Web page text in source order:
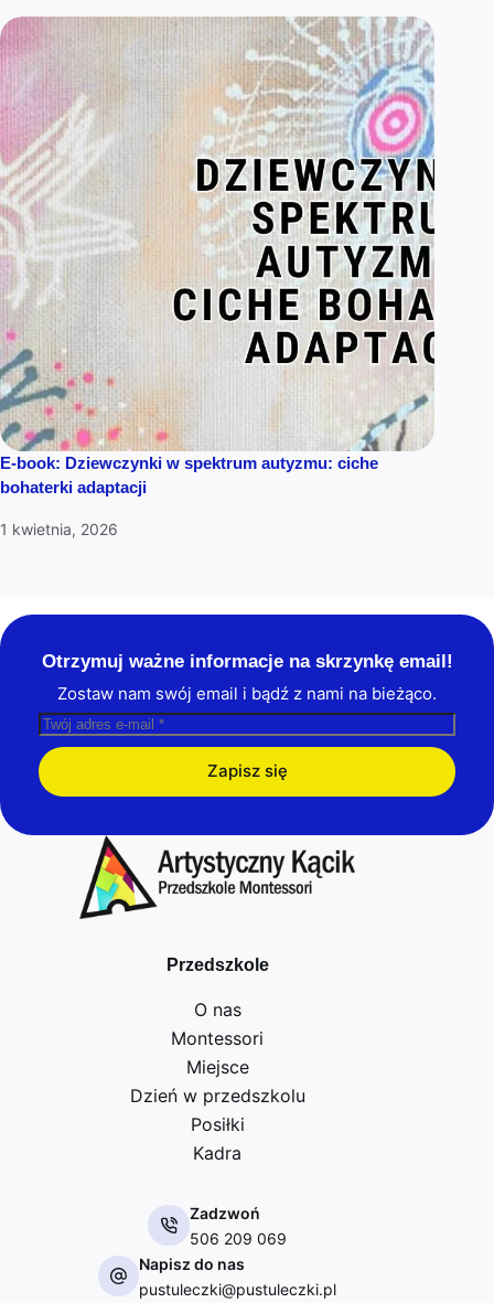
E-book: Dziewczynki w spektrum autyzmu: ciche
bohaterki adaptacji
1 kwietnia, 2026
Otrzymuj ważne informacje na skrzynkę email!
Zostaw nam swój email i bądź z nami na bieżąco.
Zapisz się
Przedszkole
O nas
Montessori
Miejsce
Dzień w przedszkolu
Posiłki
Kadra
Zadzwoń
506 209 069
Napisz do nas
pustuleczki@pustuleczki.pl